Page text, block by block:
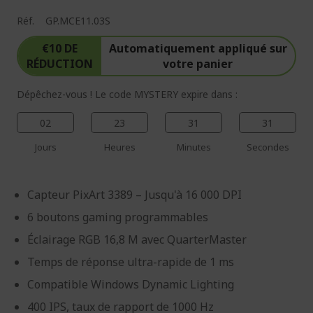
Réf. GP.MCE11.03S
€10 DE
RÉDUCTION
Automatiquement appliqué sur
votre panier
Dépêchez-vous ! Le code MYSTERY expire dans :
02
Jours
23
Heures
31
Minutes
30
Secondes
Capteur PixArt 3389 – Jusqu'à 16 000 DPI
6 boutons gaming programmables
Éclairage RGB 16,8 M avec QuarterMaster
Temps de réponse ultra-rapide de 1 ms
Compatible Windows Dynamic Lighting
400 IPS, taux de rapport de 1000 Hz